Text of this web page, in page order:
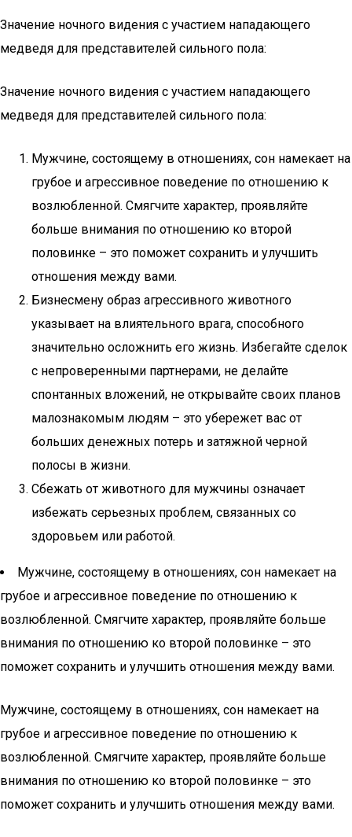
Значение ночного видения с участием нападающего
медведя для представителей сильного пола:
Значение ночного видения с участием нападающего
медведя для представителей сильного пола:
Мужчине, состоящему в отношениях, сон намекает на
грубое и агрессивное поведение по отношению к
возлюбленной. Смягчите характер, проявляйте
больше внимания по отношению ко второй
половинке – это поможет сохранить и улучшить
отношения между вами.
Бизнесмену образ агрессивного животного
указывает на влиятельного врага, способного
значительно осложнить его жизнь. Избегайте сделок
с непроверенными партнерами, не делайте
спонтанных вложений, не открывайте своих планов
малознакомым людям – это убережет вас от
больших денежных потерь и затяжной черной
полосы в жизни.
Сбежать от животного для мужчины означает
избежать серьезных проблем, связанных со
здоровьем или работой.
Мужчине, состоящему в отношениях, сон намекает на
грубое и агрессивное поведение по отношению к
возлюбленной. Смягчите характер, проявляйте больше
внимания по отношению ко второй половинке – это
поможет сохранить и улучшить отношения между вами.
Мужчине, состоящему в отношениях, сон намекает на
грубое и агрессивное поведение по отношению к
возлюбленной. Смягчите характер, проявляйте больше
внимания по отношению ко второй половинке – это
поможет сохранить и улучшить отношения между вами.